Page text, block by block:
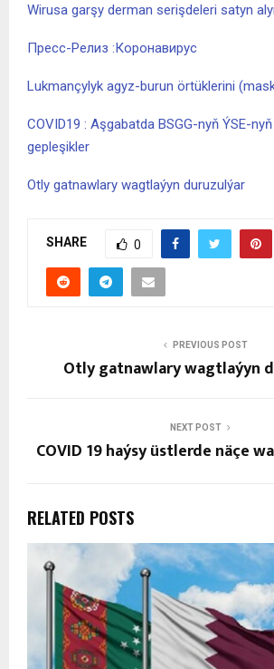
Wirusa garşy derman serişdeleri satyn
Пресс-Релиз :Коронавирус
Lukmançylyk agyz-burun örtüklerini
COVID19 : Aşgabatda BSGG-nyň ÝSE-
gepleşikler
Otly gatnawlary wagtlaýyn duruzulýar
SHARE 0
PREVIOUS POST
Otly gatnawlary wagtlaýyn
NEXT POST
COVID 19 haýsy üstlerde näçe
RELATED POSTS